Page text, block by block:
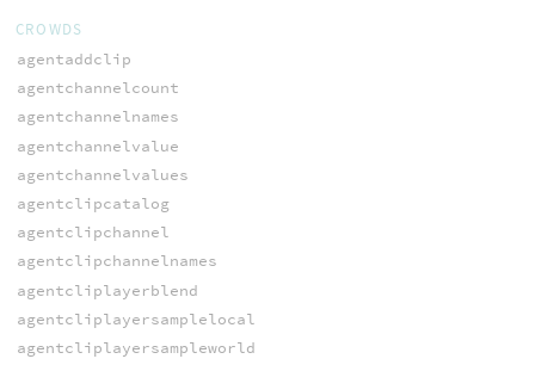
CROWDS
agentaddclip
agentchannelcount
agentchannelnames
agentchannelvalue
agentchannelvalues
agentclipcatalog
agentclipchannel
agentclipchannelnames
agentcliplayerblend
agentcliplayersamplelocal
agentcliplayersampleworld